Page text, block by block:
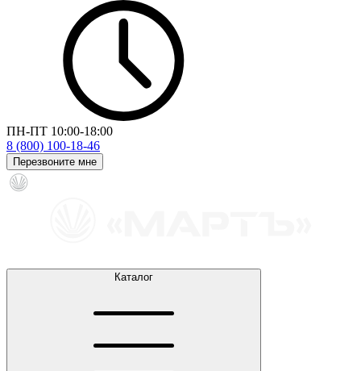
ПН-ПТ 10:00-18:00
8 (800) 100-18-46
Перезвоните мне
Каталог